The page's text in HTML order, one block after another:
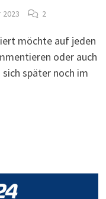
2
möchte auf jeden
oder auch
später noch im